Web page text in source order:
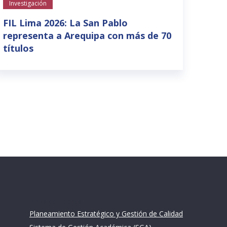
Investigación
FIL Lima 2026: La San Pablo
representa a Arequipa con más de 70
títulos
Planeamiento Estratégico y Gestión de Calidad